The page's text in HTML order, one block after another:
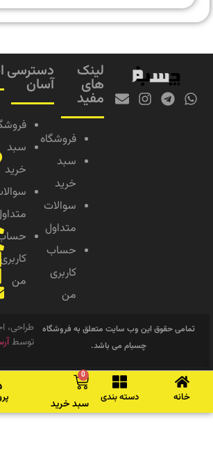
طراحی، اجرا و
آرسام
حقوق این وب سایت متعلق به فروشگاه
چسبام می باشد.
لینک
مفید
فروشگاه
سبد
سوالات
متداول
حساب
کاربری
دسترسی
آسان
فروشگاه
سبد
سوالات
متداول
حساب
کاربری
من
پروفایل سبد خرید دسته بندی